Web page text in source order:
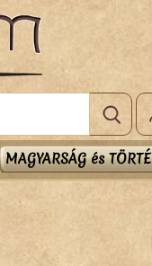
MAGYARSÁG és